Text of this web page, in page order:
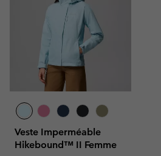
Veste Imperméable
Hikebound™ II Femme